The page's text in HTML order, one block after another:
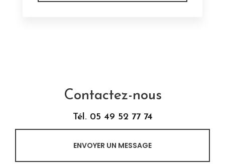
Contactez-nous
Tél. 05 49 52 77 74
ENVOYER UN MESSAGE